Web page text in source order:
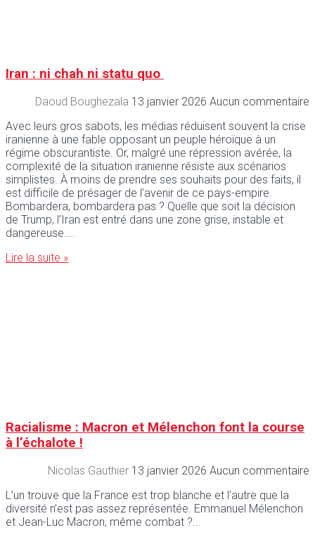
Iran : ni chah ni statu quo
Daoud Boughezala 13 janvier 2026 Aucun commentaire
Avec leurs gros sabots, les médias réduisent souvent la crise
iranienne à une fable opposant un peuple héroïque à un
régime obscurantiste. Or, malgré une répression avérée, la
complexité de la situation iranienne résiste aux scénarios
simplistes. À moins de prendre ses souhaits pour des faits, il
est difficile de présager de l’avenir de ce pays-empire.
Bombardera, bombardera pas ? Quelle que soit la décision
de Trump, l’Iran est entré dans une zone grise, instable et
dangereuse.
Lire la suite »
Racialisme : Macron et Mélenchon font la course
à l’échalote !
Nicolas Gauthier 13 janvier 2026 Aucun commentaire
L’un trouve que la France est trop blanche et l’autre que la
diversité n’est pas assez représentée. Emmanuel Mélenchon
et Jean-Luc Macron, même combat ?